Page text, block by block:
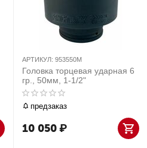
АРТИКУЛ: 953550M
Головка торцевая ударная 6
гр., 50мм, 1-1/2"
предзаказ
10 050₽